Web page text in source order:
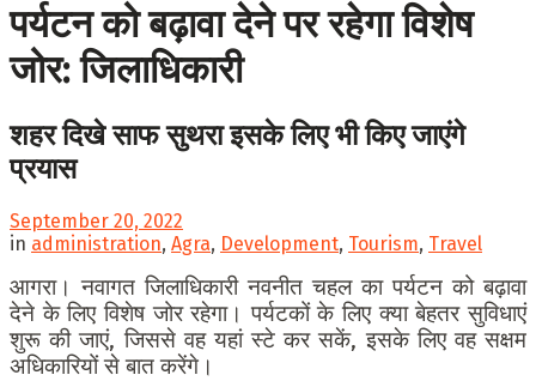
पर्यटन को बढ़ावा देने पर रहेगा विशेष
जोर: जिलाधिकारी
शहर दिखे साफ सुथरा इसके लिए भी किए जाएंगे
प्रयास
September 20, 2022
in administration, Agra, Development, Tourism, Travel
आगरा। नवागत जिलाधिकारी नवनीत चहल का पर्यटन को बढ़ावा
देने के लिए विशेष जोर रहेगा। पर्यटकों के लिए क्या बेहतर सुविधाएं
शुरू की जाएं, जिससे वह यहां स्टे कर सकें, इसके लिए वह सक्षम
अधिकारियों से बात करेंगे।